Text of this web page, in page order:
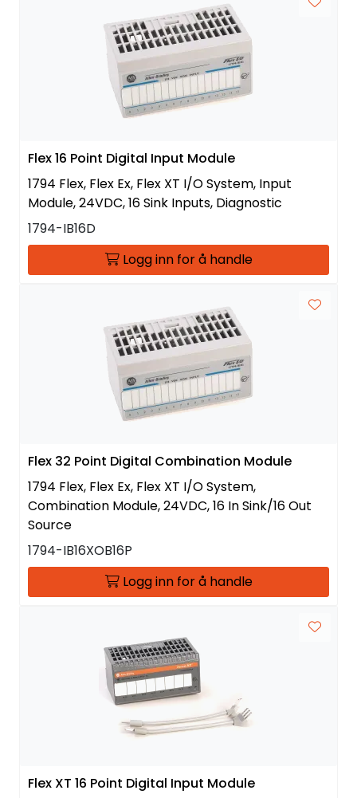
Flex 16 Point Digital Input Module
1794 Flex, Flex Ex, Flex XT I/O System, Input
Module, 24VDC, 16 Sink Inputs, Diagnostic
1794-IB16D
Logg inn for å handle
Flex 32 Point Digital Combination Module
1794 Flex, Flex Ex, Flex XT I/O System,
Combination Module, 24VDC, 16 In Sink/16 Out
Source
1794-IB16XOB16P
Logg inn for å handle
Flex XT 16 Point Digital Input Module